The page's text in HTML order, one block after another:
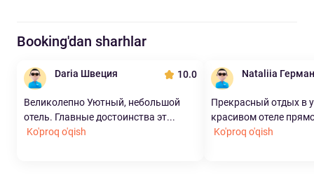
Booking'dan sharhlar
Daria Швеция 10.0
Великолепно Уютный, небольшой
отель. Главные достоинства эт...
Ko'proq o'qish
Nataliia
Прекрасный отдых в
красивом отеле
Ko'proq o'qish